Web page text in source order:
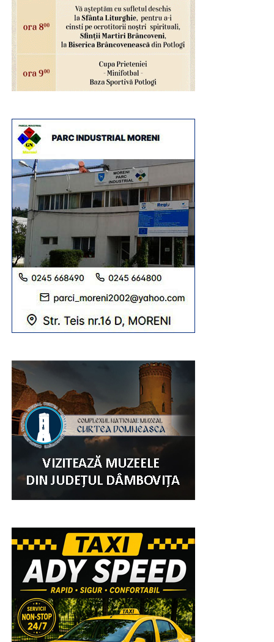
transformat fiecare atelier într-o experiență educativă și
recreativă, demonstrând că muzeul poate fi un spațiu al
descoperirii, al creativității și al învățării prin practică.
Programul „Vacanță la muzeu” continuă în zilele
următoare cu noi activități dedicate istoriei și
pe înțelesul tuturor” și „Hai la târg! – Târgul Moșilor de la
Târgoviște”, oferind copiilor noi oportunități de a învăța
prin joc și experiențe directe.
Urmărește Incomod Media și pe Google News
RECLAMA